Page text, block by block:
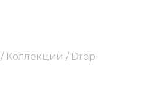
/ Коллекции / Drop